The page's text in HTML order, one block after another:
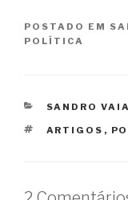
POSTADO EM
POLÍTICA
CATEGORIAS
SANDRO VAIA
TAGS
ARTIGOS ,